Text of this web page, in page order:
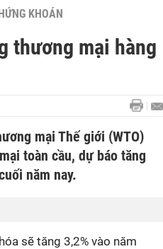
KHOÁN
thương mại hàng
mại Thế giới (WTO)
toàn cầu, dự báo tăng
năm nay.
sẽ tăng 3,2% vào năm